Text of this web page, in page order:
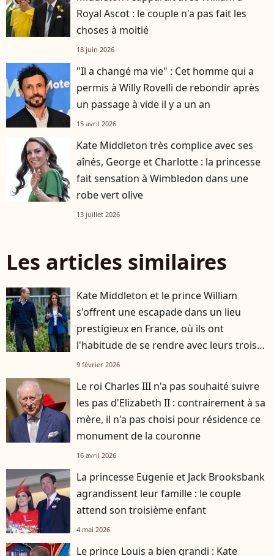
Royal Ascot : le couple n'a pas fait les
choses à moitié
18 juin 2026
"Il a changé ma vie" : Cet homme qui a
permis à Willy Rovelli de rebondir après
un passage à vide il y a un an
15 avril 2026
Kate Middleton très complice avec ses
aînés, George et Charlotte : la princesse
fait sensation à Wimbledon dans une
robe vert olive
13 juillet 2026
Les articles similaires
Kate Middleton et le prince William
s'offrent une escapade dans un lieu
prestigieux en France, où ils ont
l'habitude de se rendre avec leurs trois
enfants
9 février 2026
Le roi Charles III n'a pas souhaité suivre
les pas d'Elizabeth II : contrairement à sa
mère, il n'a pas choisi pour résidence ce
monument de la couronne
16 avril 2026
La princesse Eugenie et Jack Brooksbank
agrandissent leur famille : le couple
attend son troisième enfant
4 mai 2026
Le prince Louis a bien grandi : Kate